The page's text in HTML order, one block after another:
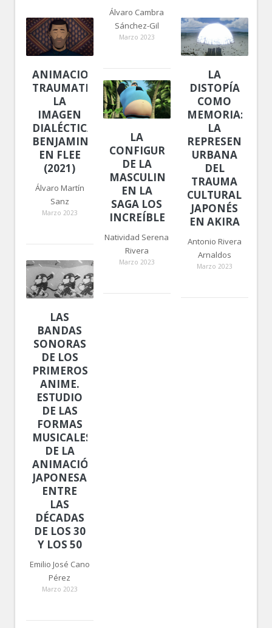
Álvaro Cambra
Sánchez-Gil
Marzo 2023
ANIMACIONES
TRAUMATIZADAS.
LA
IMAGEN
DIALÉCTICA
BENJAMINIANA
EN FLEE
(2021)
Álvaro Martín
Sanz
Marzo 2023
LA
DISTOPÍA
COMO
MEMORIA:
LA
URBANA
DEL
TRAUMA
CULTURAL
JAPONÉS
EN AKIRA
Antonio Rivera
Arnaldos
Marzo 2023
LA
CONFIGURACIÓN
DE LA
MASCULINIDAD
EN LA
SAGA LOS
INCREÍBLES
Natividad Serena
Rivera
Marzo 2023
LAS
BANDAS
SONORAS
DE LOS
PRIMEROS
ANIME.
ESTUDIO
DE LAS
FORMAS
MUSICALES
DE LA
ANIMACIÓN
JAPONESA
ENTRE
LAS
DÉCADAS
DE LOS 30
Y LOS 50
Emilio José Cano
Pérez
Marzo 2023